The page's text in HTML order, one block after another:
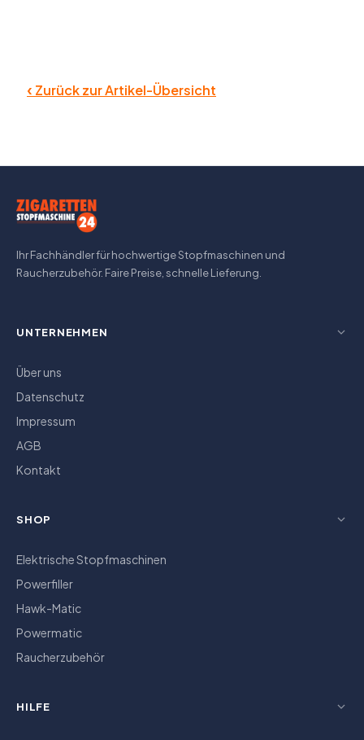
‹ Zurück zur Artikel-Übersicht
Ihr Fachhändler für hochwertige Stopfmaschinen und
Raucherzubehör. Faire Preise, schnelle Lieferung.
UNTERNEHMEN
Über uns
Datenschutz
Impressum
AGB
Kontakt
SHOP
Elektrische Stopfmaschinen
Powerfiller
Hawk-Matic
Powermatic
Raucherzubehör
HILFE